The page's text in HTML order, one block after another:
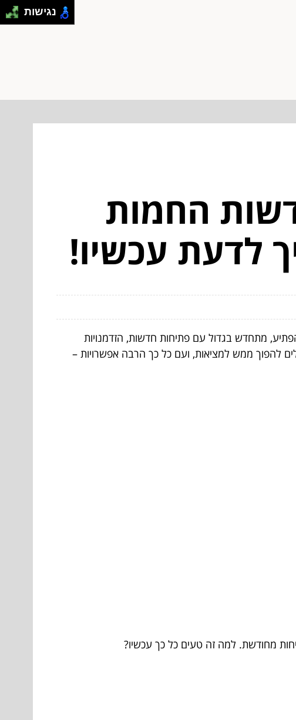
החמות
לדעת עכשיו!
מתחדש בגדול עם פתיחות חדשות, הזדמנויות
להפוך ממש למציאות, ועם כל כך הרבה אפשרויות –
מחודשת. למה זה טעים כל כך עכשיו?
נגישות